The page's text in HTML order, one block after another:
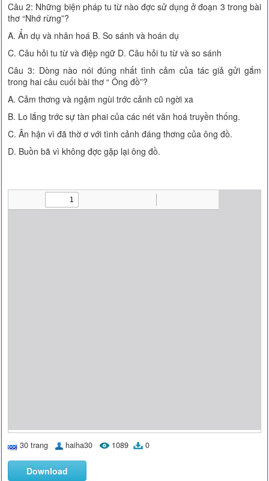
Câu 2: Những biện pháp tu từ nào đợc sử dụng ở đoạn 3 trong bài
thơ “Nhớ rừng”?
A. Ẩn dụ và nhân hoá B. So sánh và hoán dụ
C. Câu hỏi tu từ và điệp ngữ D. Câu hỏi tu từ và so sánh
Câu 3: Dòng nào nói đúng nhất tình cảm của tác giả gửi gắm
trong hai câu cuối bài thơ “ Ông đồ”?
A. Cảm thơng và ngậm ngùi trớc cảnh cũ ngời xa
B. Lo lắng trớc sự tàn phai của các nét văn hoá truyền thống.
C. Ân hận vì đã thờ ơ với tình cảnh đáng thơng của ông đồ.
D. Buồn bã vì không đợc gặp lại ông đồ.
30 trang haiha30 1089 0
Download